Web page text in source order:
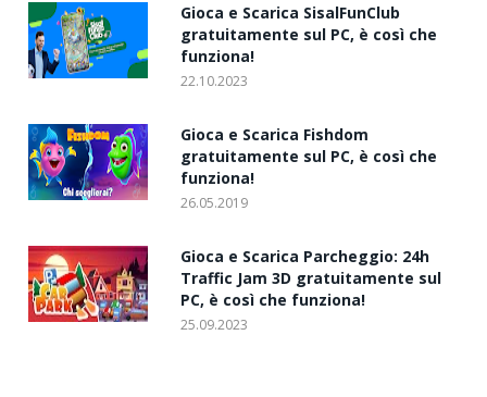
Gioca e Scarica SisalFunClub
gratuitamente sul PC, è così che
funziona!
22.10.2023
Gioca e Scarica Fishdom
gratuitamente sul PC, è così che
funziona!
26.05.2019
Gioca e Scarica Parcheggio: 24h
Traffic Jam 3D gratuitamente sul
PC, è così che funziona!
25.09.2023